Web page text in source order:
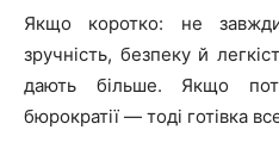
Якщо коротко: не
зручність, безпеку й
дають більше. Якщо
бюрократії — тоді готівка